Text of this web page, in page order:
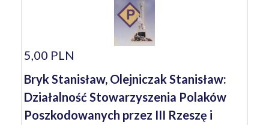
5,00 PLN
Bryk Stanisław, Olejniczak Stanisław:
Działalność Stowarzyszenia Polaków
Poszkodowanych przez III Rzeszę i